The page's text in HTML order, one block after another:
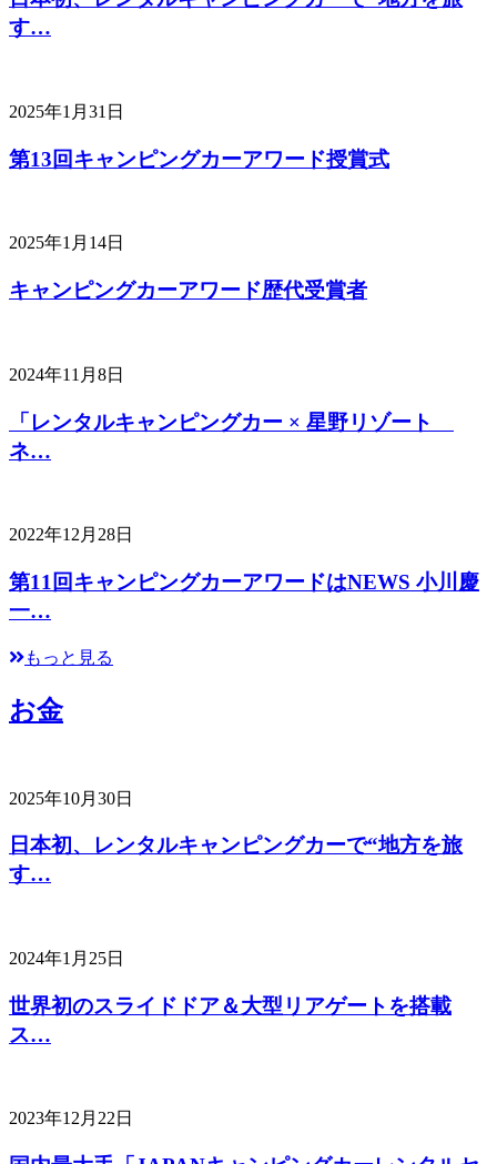
す…
2025年1月31日
第13回キャンピングカーアワード授賞式
2025年1月14日
キャンピングカーアワード歴代受賞者
2024年11月8日
「レンタルキャンピングカー × 星野リゾート
ネ…
2022年12月28日
第11回キャンピングカーアワードはNEWS 小川慶
一…
もっと見る
お金
2025年10月30日
日本初、レンタルキャンピングカーで“地方を旅
す…
2024年1月25日
世界初のスライドドア＆大型リアゲートを搭載
ス…
2023年12月22日